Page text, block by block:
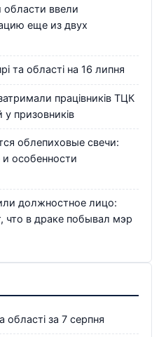
области ввели
еще из двух
та області на 16 липня
працівників ТЦК
призовників
облепиховые свечи:
и особенности
должностное лицо:
в драке побывал мэр
області за 7 серпня